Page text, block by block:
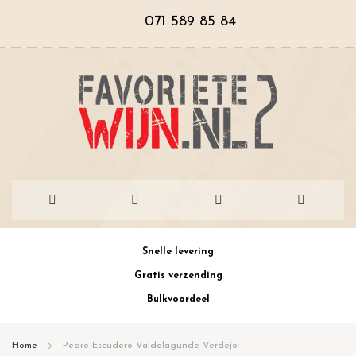
071 589 85 84
Snelle levering
Gratis verzending
Bulkvoordeel
Home Pedro Escudero Valdelagunde Verdejo